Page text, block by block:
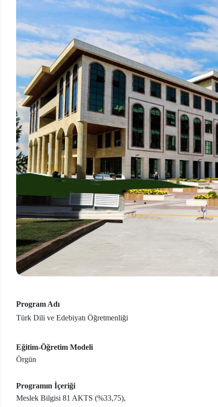
Program Adı
Türk Dili ve Edebiyatı Öğretmenliği
Eğitim-Öğretim Modeli
Örgün
Programın İçeriği
Meslek Bilgisi 81 AKTS (%33,75),